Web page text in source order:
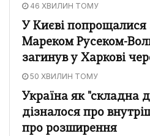
46 ХВИЛИН ТОМУ
У Києві попрощалися
Мареком Русеком-
загинув у Харкові
50 ХВИЛИН ТОМУ
Україна як "складна
дізналося про
про розширення